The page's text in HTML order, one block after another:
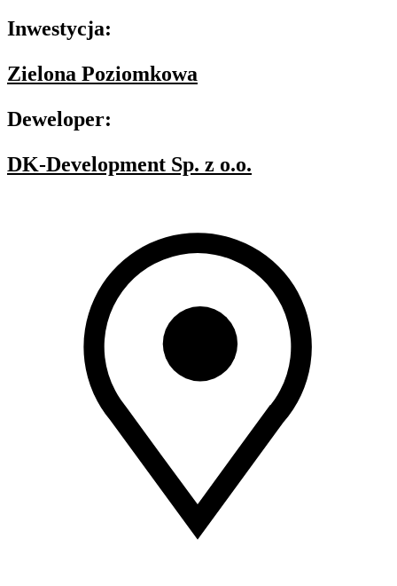
Inwestycja:
Zielona Poziomkowa
Deweloper:
DK-Development Sp. z o.o.